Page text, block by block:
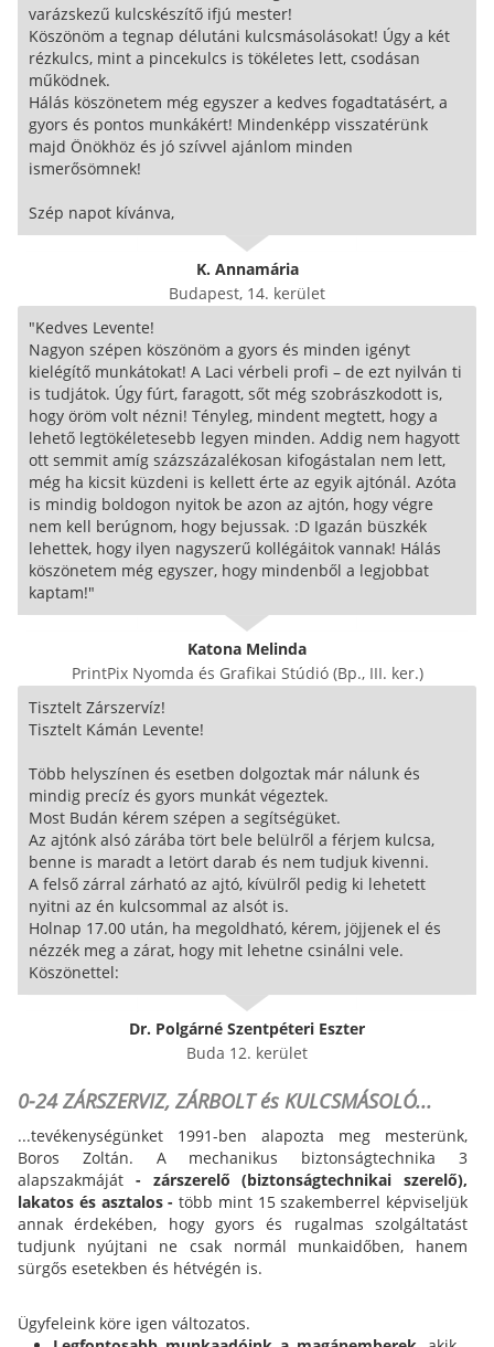
varázskezű kulcskészítő ifjú mester!
Köszönöm a tegnap délutáni kulcsmásolásokat! Úgy a két
rézkulcs, mint a pincekulcs is tökéletes lett, csodásan
működnek.
Hálás köszönetem még egyszer a kedves fogadtatásért, a
gyors és pontos munkákért! Mindenképp visszatérünk
majd Önökhöz és jó szívvel ajánlom minden
ismerősömnek!
Szép napot kívánva,
K. Annamária
Budapest, 14. kerület
"Kedves Levente!
Nagyon szépen köszönöm a gyors és minden igényt
kielégítő munkátokat! A Laci vérbeli profi – de ezt nyilván ti
is tudjátok. Úgy fúrt, faragott, sőt még szobrászkodott is,
hogy öröm volt nézni! Tényleg, mindent megtett, hogy a
lehető legtökéletesebb legyen minden. Addig nem hagyott
ott semmit amíg százszázalékosan kifogástalan nem lett,
még ha kicsit küzdeni is kellett érte az egyik ajtónál. Azóta
is mindig boldogon nyitok be azon az ajtón, hogy végre
nem kell berúgnom, hogy bejussak. :D Igazán büszkék
lehettek, hogy ilyen nagyszerű kollégáitok vannak! Hálás
köszönetem még egyszer, hogy mindenből a legjobbat
kaptam!"
Katona Melinda
PrintPix Nyomda és Grafikai Stúdió (Bp., III. ker.)
Tisztelt Zárszervíz!
Tisztelt Kámán Levente!
Több helyszínen és esetben dolgoztak már nálunk és
mindig precíz és gyors munkát végeztek.
Most Budán kérem szépen a segítségüket.
Az ajtónk alsó zárába tört bele belülről a férjem kulcsa,
benne is maradt a letört darab és nem tudjuk kivenni.
A felső zárral zárható az ajtó, kívülről pedig ki lehetett
nyitni az én kulcsommal az alsót is.
Holnap 17.00 után, ha megoldható, kérem, jöjjenek el és
nézzék meg a zárat, hogy mit lehetne csinálni vele.
Köszönettel:
Dr. Polgárné Szentpéteri Eszter
Buda 12. kerület
0-24 ZÁRSZERVIZ, ZÁRBOLT és KULCSMÁSOLÓ...
...tevékenységünket 1991-ben alapozta meg mesterünk,
Boros Zoltán. A mechanikus biztonságtechnika 3
alapszakmáját - zárszerelő (biztonságtechnikai szerelő),
lakatos és asztalos - több mint 15 szakemberrel képviseljük
annak érdekében, hogy gyors és rugalmas szolgáltatást
tudjunk nyújtani ne csak normál munkaidőben, hanem
sürgős esetekben és hétvégén is.
Ügyfeleink köre igen változatos.